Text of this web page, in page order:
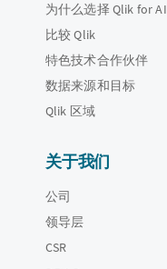
为什么选择 Qlik for AI
比较 Qlik
特色技术合作伙伴
数据来源和目标
Qlik 区域
关于我们
公司
领导层
CSR